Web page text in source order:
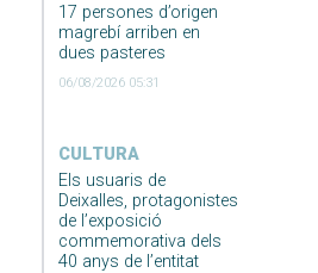
17 persones d’origen
magrebí arriben en
dues pasteres
06/08/2026 05:31
CULTURA
Els usuaris de
Deixalles, protagonistes
de l’exposició
commemorativa dels
40 anys de l’entitat